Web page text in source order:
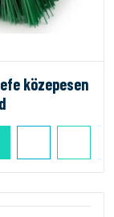
közepesen